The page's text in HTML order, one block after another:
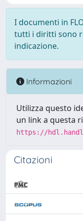
I documenti in
tutti i diritti sono
indicazione.
Informazioni
Utilizza questo
un link a questa
https://
Citazioni